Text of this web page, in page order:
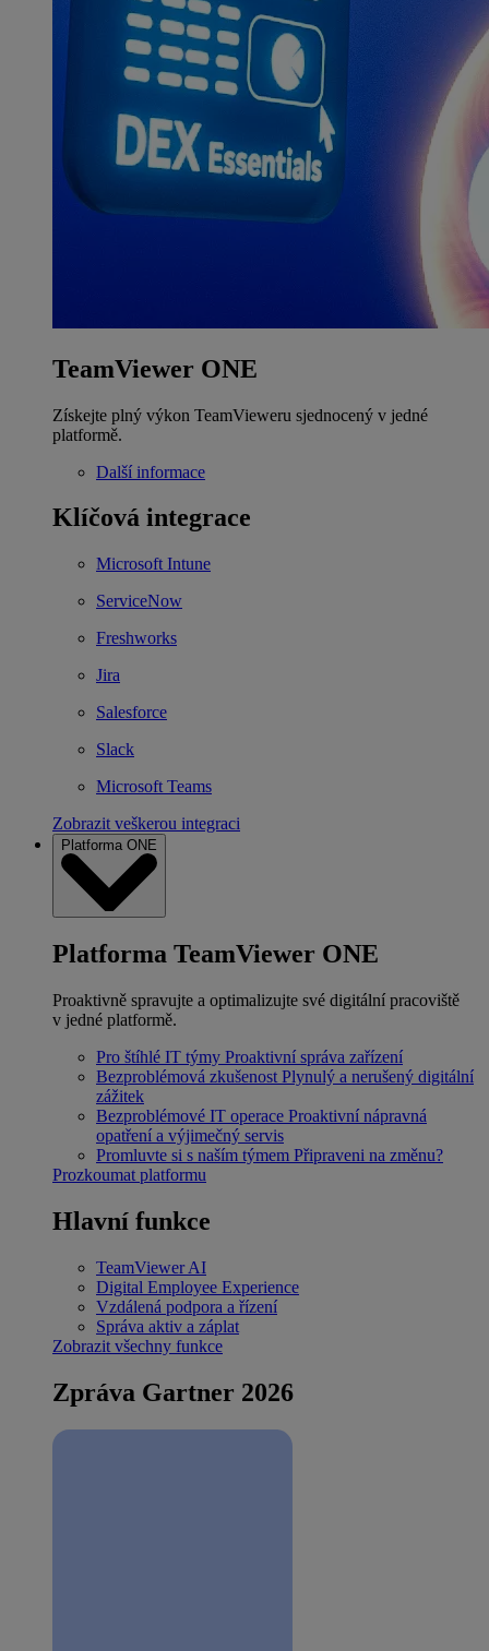
TeamViewer ONE
Získejte plný výkon TeamVieweru sjednocený v jedné
platformě.
Další informace
Klíčová integrace
Microsoft Intune
ServiceNow
Freshworks
Jira
Salesforce
Slack
Microsoft Teams
Zobrazit veškerou integraci
Platforma ONE
Platforma TeamViewer ONE
Proaktivně spravujte a optimalizujte své digitální pracoviště
v jedné platformě.
Pro štíhlé IT týmy Proaktivní správa zařízení
Bezproblémová zkušenost Plynulý a nerušený digitální
zážitek
Bezproblémové IT operace Proaktivní nápravná
opatření a výjimečný servis
Promluvte si s naším týmem Připraveni na změnu?
Prozkoumat platformu
Hlavní funkce
TeamViewer AI
Digital Employee Experience
Vzdálená podpora a řízení
Správa aktiv a záplat
Zobrazit všechny funkce
Zpráva Gartner 2026